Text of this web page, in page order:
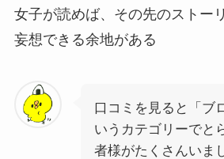
女子が読めば、その先のストー
妄想できる余地がある
口コミを見ると「ブ
いうカテゴリーでと
者様がたくさんいま